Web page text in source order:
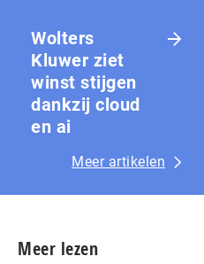
Wolters
Kluwer ziet
winst stijgen
dankzij cloud
en ai
Meer artikelen
Meer lezen